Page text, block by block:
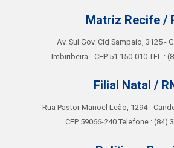
Matriz Recife /
Av. Sul Gov. Cid Sampaio, 3125 -
Imbiribeira - CEP 51.150-010 TEL.:
Filial Natal /
Rua Pastor Manoel Leão, 1294 -
CEP 59066-240 Telefone.: (84)